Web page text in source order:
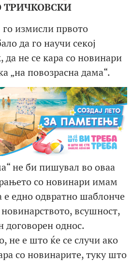
ТРИЧКОВСКИ
измисли првото
да го научи секој
не се кара со новинари
„на повозрасна дама“.
не би пишувал во оваа
со новинари имам
е едно одвратно шаблонче
всушност,
договорен однос.
не е што ќе се случи ако
со новинарите, туку што